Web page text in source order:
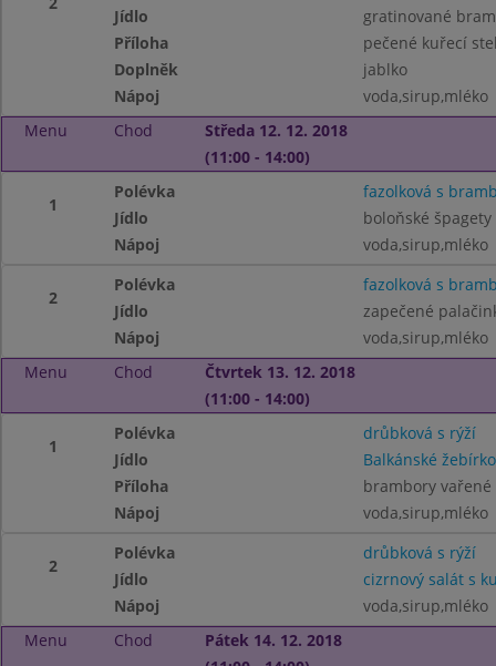
Jídlo
gratinované
Příloha
pečené kuřecí
Doplněk
jablko
Nápoj
voda,sirup,mléko
Menu
Chod
Středa 12. 12. 2018
(11:00 - 14:00)
1
Polévka
fazolková s
Jídlo
boloňské špagety
Nápoj
voda,sirup,mléko
2
Polévka
fazolková s
Jídlo
zapečené
Nápoj
voda,sirup,mléko
Menu
Chod
Čtvrtek 13. 12. 2018
(11:00 - 14:00)
1
Polévka
drůbková s rýží
Jídlo
Balkánské žebírko
Příloha
brambory vařené
Nápoj
voda,sirup,mléko
2
Polévka
drůbková s rýží
Jídlo
cizrnový salát s
Nápoj
voda,sirup,mléko
Menu
Chod
Pátek 14. 12. 2018